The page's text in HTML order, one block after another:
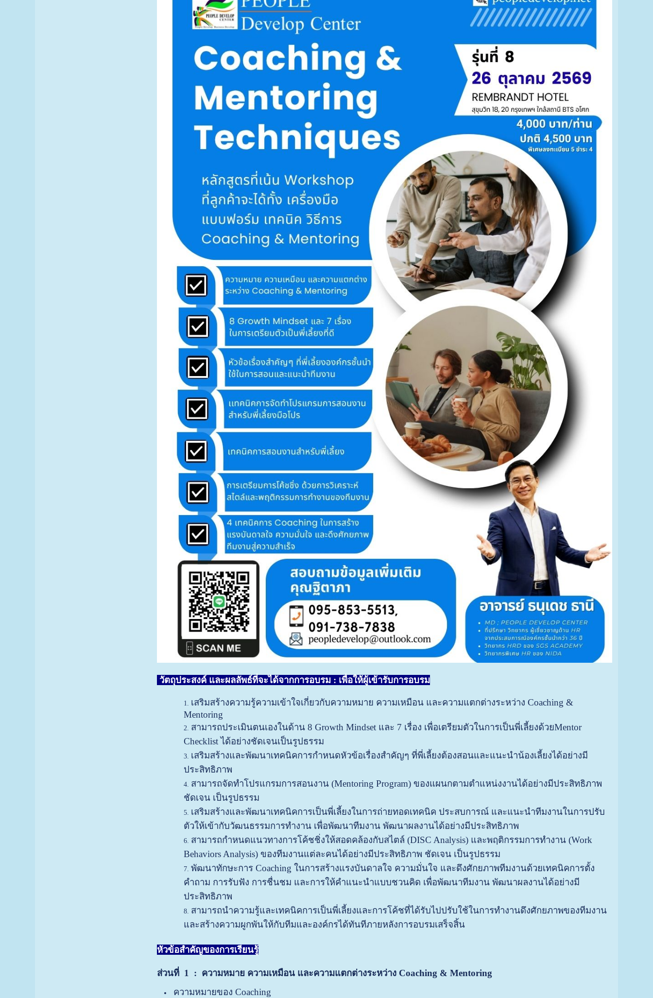
วัตถุประสงค์ และผลลัพธ์ที่จะได้จากการอบรม : เพื่อให้ผู้เข้ารับการอบรม
เสริมสร้างความรู้ความเข้าใจเกี่ยวกับความหมาย ความเหมือน และความแตกต่างระหว่าง Coaching &
Mentoring
สามารถประเมินตนเองในด้าน 8 Growth Mindset และ 7 เรื่อง เพื่อเตรียมตัวในการเป็นพี่เลี้ยงด้วยMentor
Checklist ได้อย่างชัดเจนเป็นรูปธรรม
เสริมสร้างและพัฒนาเทคนิคการกำหนดหัวข้อเรื่องสำคัญๆ ที่พี่เลี้ยงต้องสอนและแนะนำน้องเลี้ยงได้อย่างมี
ประสิทธิภาพ
สามารถจัดทำโปรแกรมการสอนงาน (Mentoring Program) ของแผนกตามตำแหน่งงานได้อย่างมีประสิทธิภาพ
ชัดเจน เป็นรูปธรรม
เสริมสร้างและพัฒนาเทคนิคการเป็นพี่เลี้ยงในการถ่ายทอดเทคนิค ประสบการณ์ และแนะนำทีมงานในการปรับ
ตัวให้เข้ากับวัฒนธรรมการทำงาน เพื่อพัฒนาทีมงาน พัฒนาผลงานได้อย่างมีประสิทธิภาพ
สามารถกำหนดแนวทางการโค้ชชิ่งให้สอดคล้องกับสไตล์ (DISC Analysis) และพฤติกรรมการทำงาน (Work
Behaviors Analysis) ของทีมงานแต่ละคนได้อย่างมีประสิทธิภาพ ชัดเจน เป็นรูปธรรม
พัฒนาทักษะการ Coaching ในการสร้างแรงบันดาลใจ ความมั่นใจ และดึงศักยภาพทีมงานด้วยเทคนิคการตั้ง
คำถาม การรับฟัง การชื่นชม และการให้คำแนะนำแบบชวนคิด เพื่อพัฒนาทีมงาน พัฒนาผลงานได้อย่างมี
ประสิทธิภาพ
สามารถนำความรู้และเทคนิคการเป็นพี่เลี้ยงและการโค้ชที่ได้รับไปปรับใช้ในการทำงานดึงศักยภาพของทีมงาน
และสร้างความผูกพันให้กับทีมและองค์กรได้ทันทีภายหลังการอบรมเสร็จสิ้น
หัวข้อสำคัญของการเรียนรู้
ส่วนที่ 1 : ความหมาย ความเหมือน และความแตกต่างระหว่าง Coaching & Mentoring
ความหมายของ Coaching